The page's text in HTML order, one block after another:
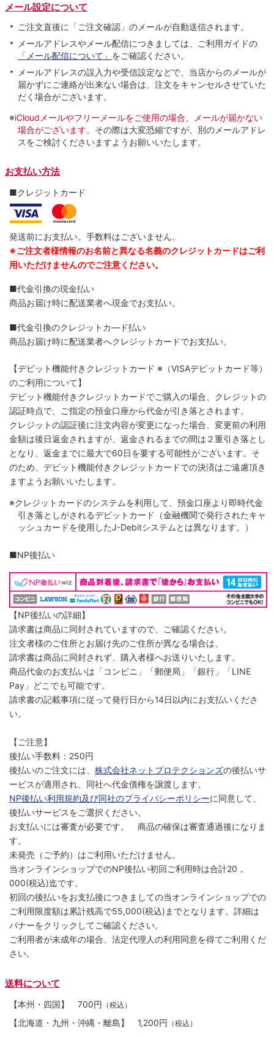
メール設定について
ご注文直後に「ご注文確認」のメールが自動送信されます。
メールアドレスやメール配信につきましては、ご利用ガイドの
「メール配信について」 をご確認ください。
メールアドレスの誤入力や受信設定などで、当店からのメールが
届かずにご連絡が出来ない場合は、注文をキャンセルさせていた
だく場合がございます。
※iCloudメールやフリーメールをご使用の場合、メールが届かない
場合がございます。 その際は大変恐縮ですが、別のメールアドレ
スをご検討くださいますようお願いいたします。
お支払い方法
■クレジットカード
発送前にお支払い。手数料はございません。
※ご注文者様情報のお名前と異なる名義のクレジットカードはご利
用いただけませんのでご注意ください。
■代金引換の現金払い
商品お届け時に配送業者へ現金でお支払い。
■代金引換のクレジットカ―ド払い
商品お届け時に配送業者へクレジットカードでお支払い。
【デビット機能付きクレジットカード ※（VISAデビットカード等）
のご利用について】
デビット機能付きクレジットカードでご購入の場合、クレジットの
認証時点で、ご指定の預金口座から代金が引き落とされます。
クレジットの認証後に注文内容が変更になった場合、変更前の利用
金額は後日返金されますが、返金されるまでの間は２重引き落とし
となり、返金までに最大で60日を要する可能性がございます。そ
のため、デビット機能付きクレジットカードでの決済はご遠慮頂き
ますようお願いいたします。
※クレジットカードのシステムを利用して、預金口座より即時代金
引き落としがされるデビットカード（金融機関で発行されたキャ
ッシュカードを使用したJ-Debitシステムとは異なります。）
■NP後払い
【NP後払いの詳細】
請求書は商品に同封されていますので、ご確認ください。
注文者様のご住所とお届け先のご住所が異なる場合は、
請求書は商品に同封されず、購入者様へお送りいたします。
商品代金のお支払いは「コンビニ」「郵便局」「銀行」「LINE
Pay」どこでも可能です。
請求書の記載事項に従って発行日から14日以内にお支払いくださ
い。
【ご注意】
後払い手数料：250円
後払いのご注文には、 株式会社ネットプロテクションズの後払いサ
ービスが適用され、同社へ代金債権を譲渡します。
NP後払い利用規約及び同社のプライバシーポリシーに同意して、
後払いサービスをご選択ください。
お支払いには審査が必要です。 商品の確保は審査通過後になりま
す。
未発売（ご予約）はご利用いただけません。
当オンラインショップでのNP後払い初回ご利用時は合計20，
000(税込)迄です。
初回の後払いをお支払後につきましての当オンラインショップでの
ご利用限度額は累計残高で55,000(税込)までとなります。詳細は
バナーをクリックしてご確認ください。
ご利用者が未成年の場合、法定代理人の利用同意を得てご利用くだ
さい。
送料について
【本州・四国】 700円 （税込）
【北海道・九州・沖縄・離島】 1,200円 （税込）